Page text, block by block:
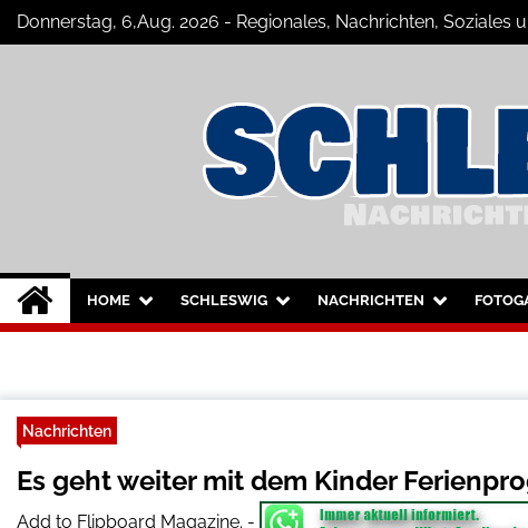
SkipDonnerstag, 6,Aug. 2026 - Regionales, Nachrichten,
Schleswig Szene
Neuigkeiten und Nachrichten aus
HOME SCHLESWIG NACHRICHTEN
Nachrichten
Es geht weiter mit dem Kinder
Add to Flipboard Magazine. -